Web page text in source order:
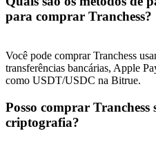
Trade Gold & Silver ·
USDT New User
para comprar Tranchess?
Você pode comprar Tranchess
transferências bancárias, Apple
como USDT/USDC na Bitrue.
Posso comprar Tranchess
criptografia?